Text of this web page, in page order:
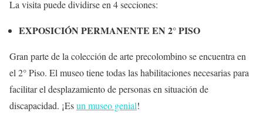
La visita puede dividirse en 4 secciones:
EXPOSICIÓN PERMANENTE EN 2° PISO
Gran parte de la colección de arte precolombino se encuentra en
el 2° Piso. El museo tiene todas las habilitaciones necesarias para
facilitar el desplazamiento de personas en situación de
discapacidad. ¡Esun museo genial!